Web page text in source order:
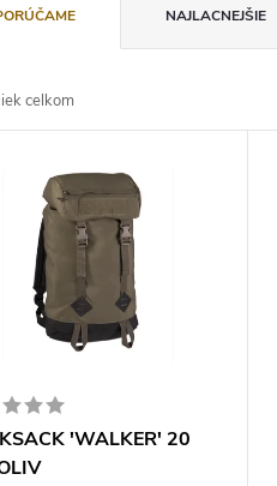
NAJLACNEJŠIE
celkom
′WALKER′ 20